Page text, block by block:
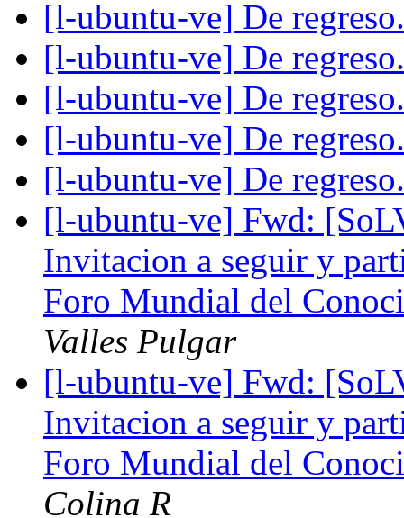
[l-ubuntu-ve] De
[l-ubuntu-ve] De
[l-ubuntu-ve] De
[l-ubuntu-ve] De
[l-ubuntu-ve] De
[l-ubuntu-ve] Fwd:
Invitacion a seguir y
Foro Mundial del
Valles Pulgar
[l-ubuntu-ve] Fwd:
Invitacion a seguir y
Foro Mundial del
Colina R